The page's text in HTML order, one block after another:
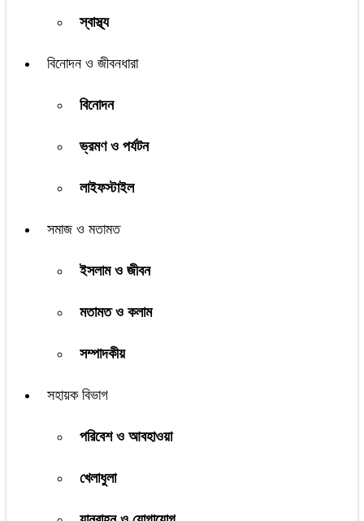
স্বাস্থ্য
বিনোদন ও জীবনধারা
বিনোদন
ভ্রমণ ও পর্যটন
লাইফস্টাইল
সমাজ ও মতামত
ইসলাম ও জীবন
মতামত ও কলাম
সম্পাদকীয়
সহায়ক বিভাগ
পরিবেশ ও আবহাওয়া
খেলাধুলা